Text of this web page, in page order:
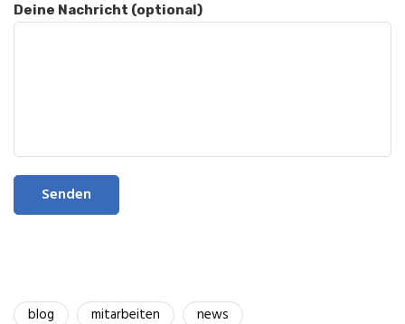
Deine Nachricht (optional)
blog mitarbeiten news